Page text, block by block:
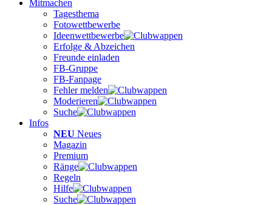
Mitmachen
Tagesthema
Fotowettbewerbe
Ideenwettbewerbe
Erfolge & Abzeichen
Freunde einladen
FB-Gruppe
FB-Fanpage
Fehler melden
Moderieren
Suche
Infos
NEU Neues
Magazin
Premium
Ränge
Regeln
Hilfe
Suche